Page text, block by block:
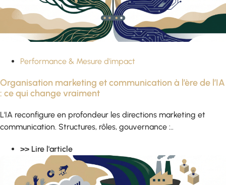
Performance & Mesure d'impact
Organisation marketing et communication à l’ère de l’IA
: ce qui change vraiment
L'IA reconfigure en profondeur les directions marketing et
communication. Structures, rôles, gouvernance :..
>> Lire l'article